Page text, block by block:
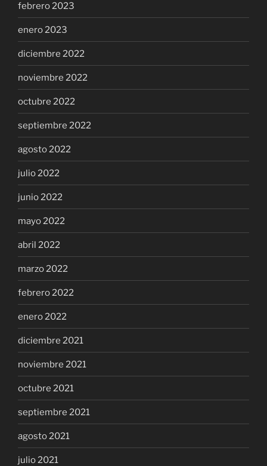
febrero 2023
enero 2023
diciembre 2022
noviembre 2022
octubre 2022
septiembre 2022
agosto 2022
julio 2022
junio 2022
mayo 2022
abril 2022
marzo 2022
febrero 2022
enero 2022
diciembre 2021
noviembre 2021
octubre 2021
septiembre 2021
agosto 2021
julio 2021